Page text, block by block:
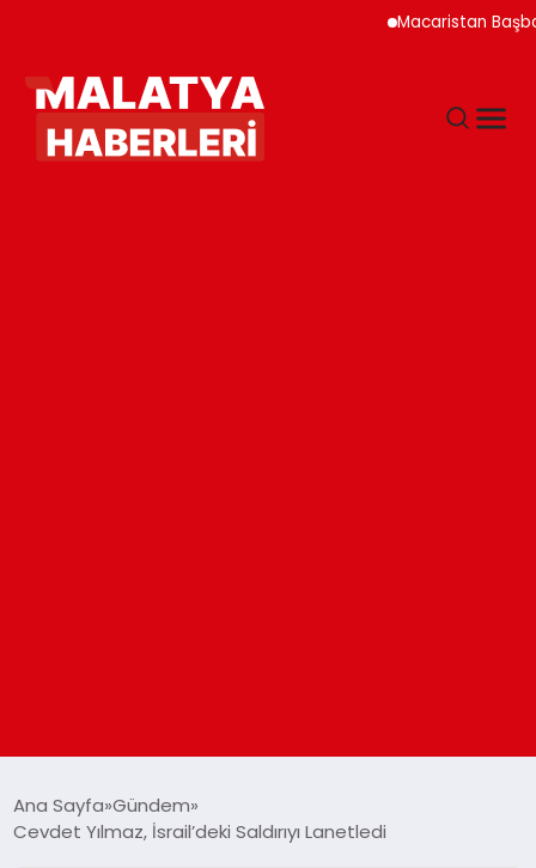
Macaristan
Ana Sayfa Gündem
Cevdet Yılmaz, İsrail’deki Saldırıyı Lanetledi